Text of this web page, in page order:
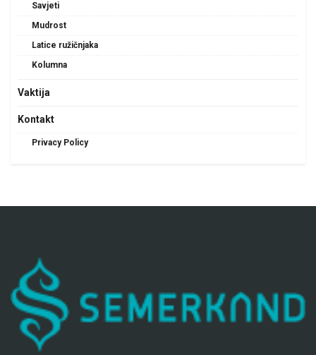
Savjeti
Mudrost
Latice ružičnjaka
Kolumna
Vaktija
Kontakt
Privacy Policy